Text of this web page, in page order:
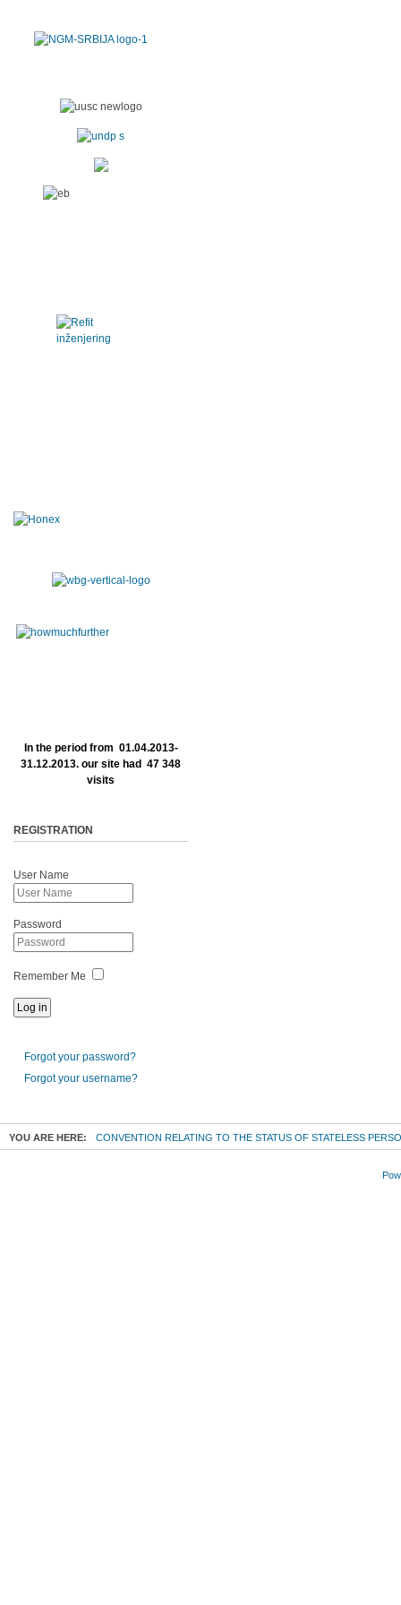
In the period from 01.04.2013-
31.12.2013. our site had 47 348
visits
REGISTRATION
User Name
Password
Remember Me
Forgot your password?
Forgot your username?
YOU ARE HERE: CONVENTION RELATING TO THE STATUS OF STATELESS